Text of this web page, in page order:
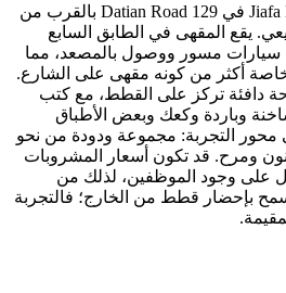
في شنغهاي، داخل Jiafa Mansion في 129 Datian Road بالقرب من
يقع المقهى في الطابق السابع
مسور ووصول بالمصعد، مما
أكثر من كونه مقهى على الشارع.
دافئة تركز على القطط، مع كتب
وباردة وكعك وبعض الأطباق
محور التجربة: مجموعة ودودة من نحو
ومرح. قد تكون أسعار المشروبات
على وجود الموظفين، لذلك من
بإحضار قطط من الخارج؛ فالتجربة